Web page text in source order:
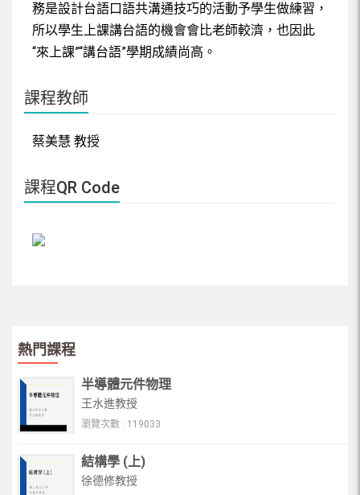
務是設計台語口語共溝通技巧的活動予學生做練習，
所以學生上課講台語的機會會比老師較濟，也因此
“來上課”“講台語”學期成績尚高。
課程教師
蔡美慧 教授
課程QR Code
熱門課程
半導體元件物理
王水進教授
瀏覽次數 : 119033
結構學 (上)
徐德修教授